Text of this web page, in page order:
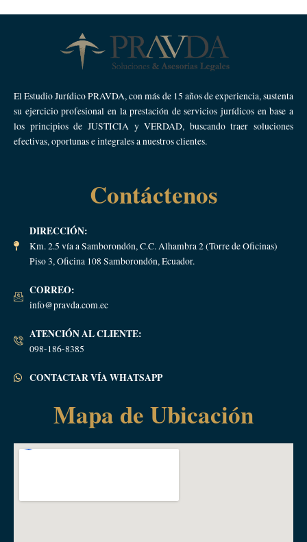
El Estudio Jurídico PRAVDA, con más de 15 años de experiencia, sustenta
su ejercicio profesional en la prestación de servicios jurídicos en base a
los principios de JUSTICIA y VERDAD, buscando traer soluciones
efectivas, oportunas e integrales a nuestros clientes.
Contáctenos
DIRECCIÓN:
Km. 2.5 vía a Samborondón, C.C. Alhambra 2 (Torre de Oficinas)
Piso 3, Oficina 108 Samborondón, Ecuador.
CORREO:
info@pravda.com.ec
ATENCIÓN AL CLIENTE:
098-186-8385
CONTACTAR VÍA WHATSAPP
Mapa de Ubicación